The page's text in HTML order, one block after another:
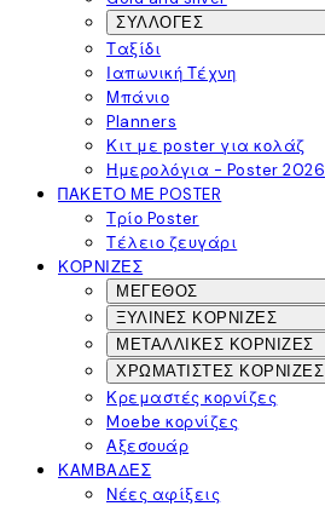
ΣΥΛΛΟΓΈΣ
Ταξίδι
Ιαπωνική Τέχνη
Μπάνιο
Planners
Κιτ με poster για κολάζ
Ημερολόγια - Poster 2026
ΠΑΚΈΤΟ ΜΕ POSTER
Τρίο Poster
Τέλειο ζευγάρι
ΚΟΡΝΊΖΕΣ
ΜΈΓΕΘΟΣ
ΞΎΛΙΝΕΣ ΚΟΡΝΊΖΕΣ
ΜΕΤΑΛΛΙΚΈΣ ΚΟΡΝΊΖΕΣ
ΧΡΩΜΑΤΙΣΤΈΣ ΚΟΡΝΙΖΕΣ
Κρεμαστές κορνίζες
Moebe κορνίζες
Αξεσουάρ
ΚΑΜΒΆΔΕΣ
Νέες αφίξεις